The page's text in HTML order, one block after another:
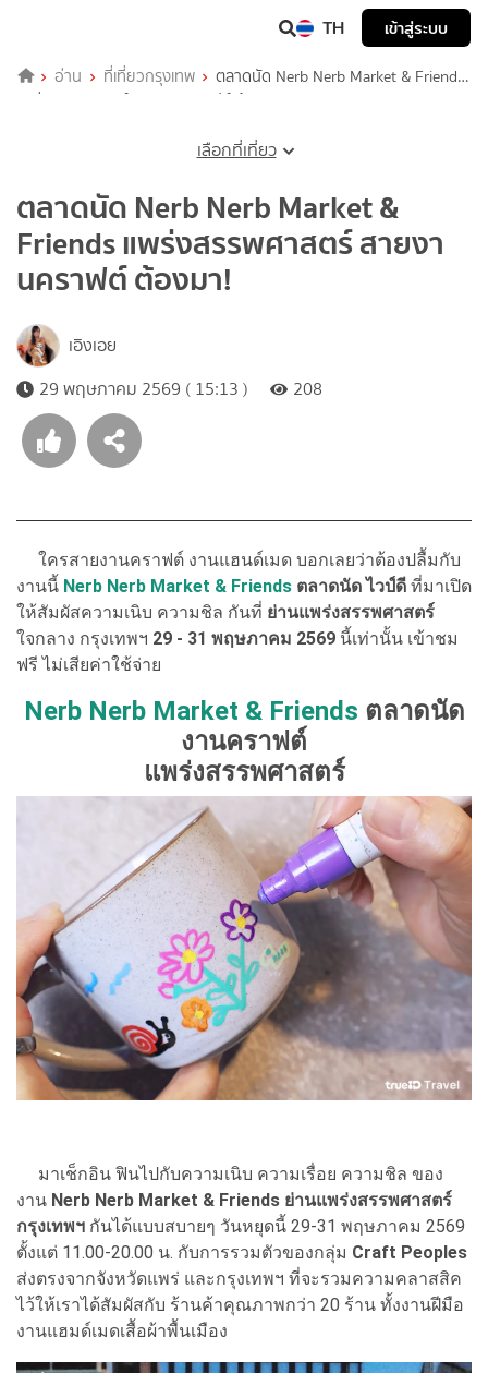
TH เข้าสู่ระบบ
อ่าน ที่เที่ยวกรุงเทพ
ตลาดนัด Nerb Nerb Market & Friends
แพร่งสรรพศาสตร์ สายงานคราฟต์ ต้องมา!
เลือกที่เที่ยว
ตลาดนัด Nerb Nerb Market &
Friends แพร่งสรรพศาสตร์ สายงา
นคราฟต์ ต้องมา!
เอิงเอย
29 พฤษภาคม 2569 ( 15:13 )
208
ใครสายงานคราฟต์ งานแฮนด์เมด บอกเลยว่าต้องปลื้มกับ
งานนี้ Nerb Nerb Market & Friends ตลาดนัด ไวป์ดี ที่มาเปิด
ให้สัมผัสความเนิบ ความชิล กันที่ ย่านแพร่งสรรพศาสตร์
ใจกลาง กรุงเทพฯ 29 - 31 พฤษภาคม 2569 นี้เท่านั้น เข้าชม
ฟรี ไม่เสียค่าใช้จ่าย
Nerb Nerb Market & Friends ตลาดนัด
งานคราฟต์
แพร่งสรรพศาสตร์
มาเช็กอิน ฟินไปกับความเนิบ ความเรื่อย ความชิล ของ
งาน Nerb Nerb Market & Friends ย่านแพร่งสรรพศาสตร์
กรุงเทพฯ กันได้แบบสบายๆ วันหยุดนี้ 29-31 พฤษภาคม 2569
ตั้งแต่ 11.00-20.00 น. กับการรวมตัวของกลุ่ม Craft Peoples
ส่งตรงจากจังหวัดแพร่ และกรุงเทพฯ ที่จะรวมความคลาสสิค
ไว้ให้เราได้สัมผัสกับ ร้านค้าคุณภาพกว่า 20 ร้าน ทั้งงานฝีมือ
งานแฮมด์เมดเสื้อผ้าพื้นเมือง